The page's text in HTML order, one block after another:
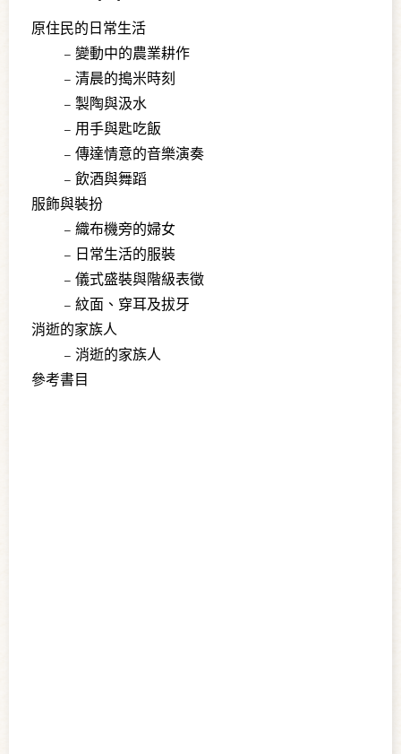
原住民的日常生活
變動中的農業耕作
清晨的搗米時刻
製陶與汲水
用手與匙吃飯
傳達情意的音樂演奏
飲酒與舞蹈
服飾與裝扮
織布機旁的婦女
日常生活的服裝
儀式盛裝與階級表徵
紋面、穿耳及拔牙
消逝的家族人
消逝的家族人
參考書目